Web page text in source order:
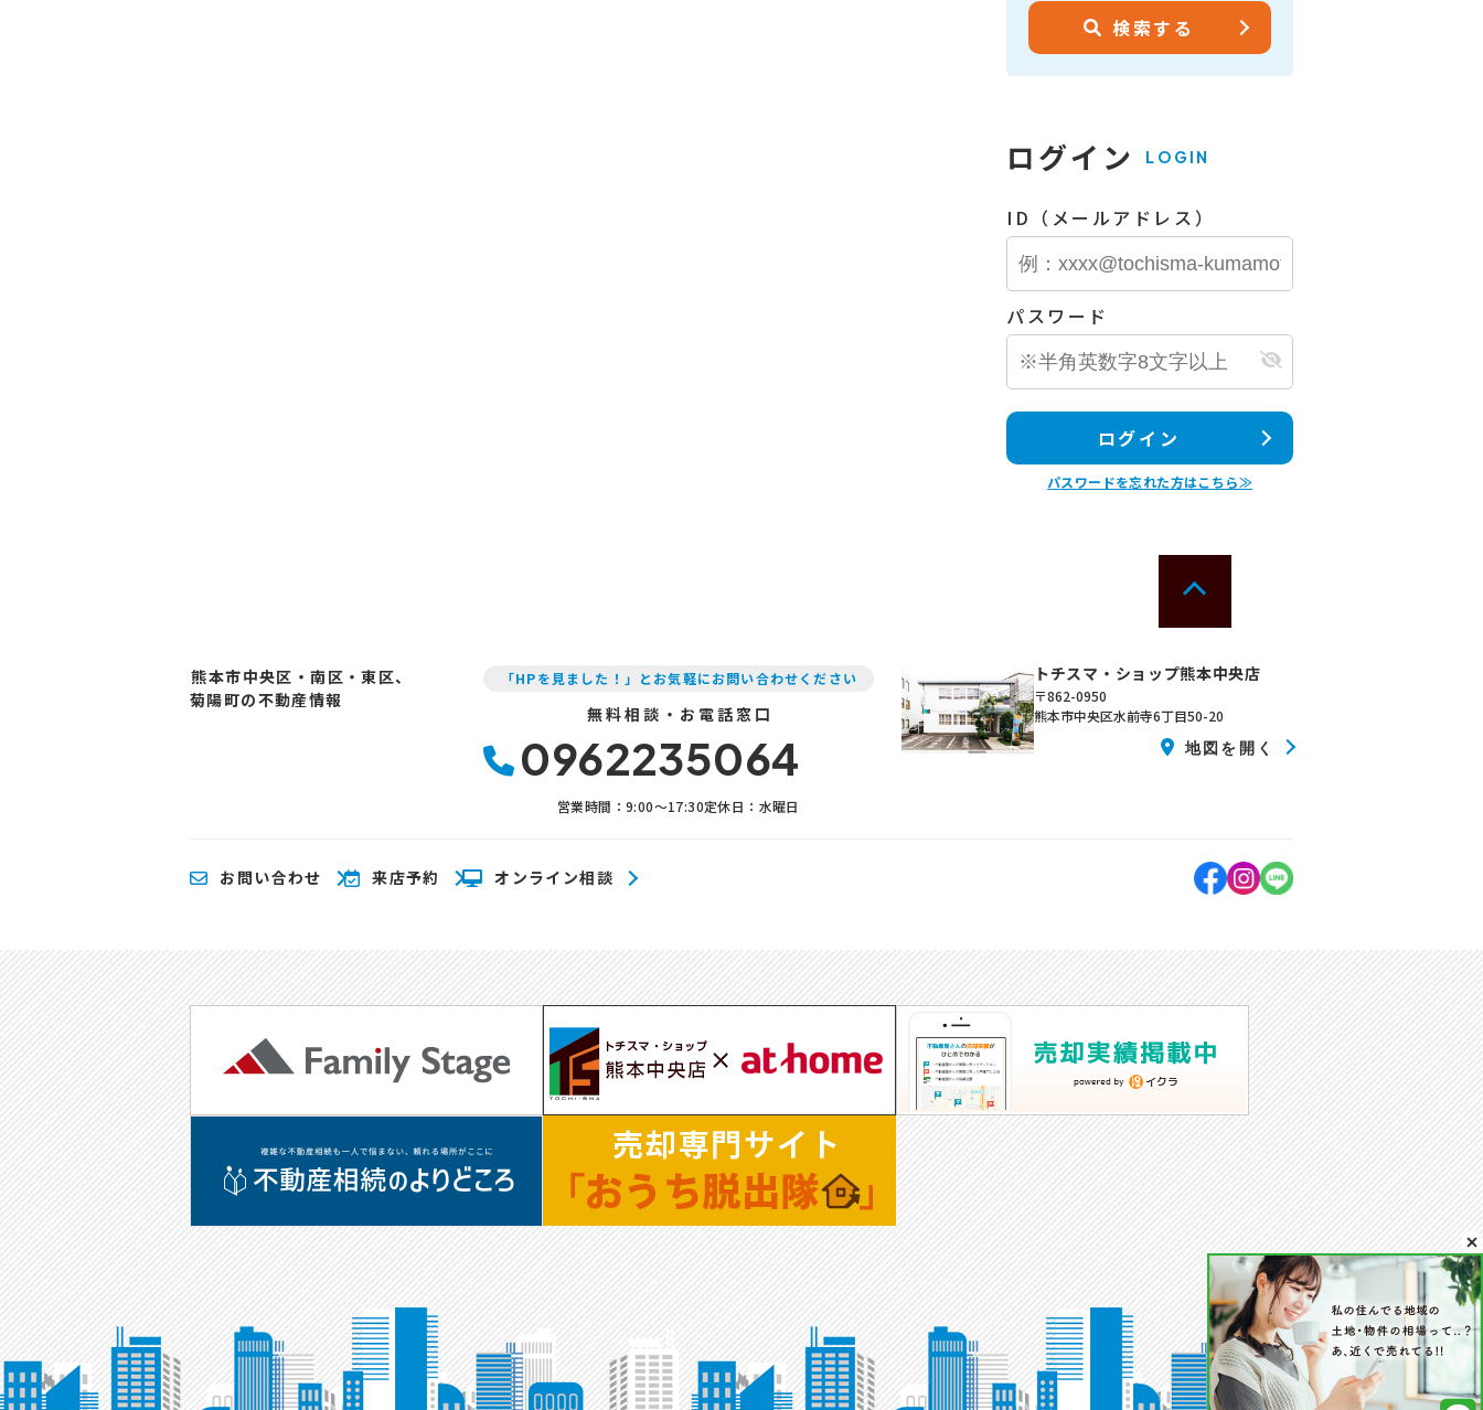
検索する
ログイン LOGIN
ID（メールアドレス）
パスワード
ログイン
パスワードを忘れた方はこちら≫
熊本市中央区・南区・東区、
菊陽町の不動産情報
「HPを見ました！」とお気軽にお問い合わせください
無料相談・お電話窓口
0962235064
営業時間：9:00〜17:30定休日：水曜日
トチスマ・ショップ熊本中央店
〒862-0950
熊本市中央区水前寺6丁目50-20
地図を開く
お問い合わせ 来店予約 オンライン相談